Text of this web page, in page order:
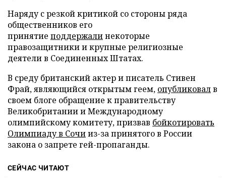
Наряду с резкой критикой со стороны ряда
общественников его
принятие поддержалинекоторые
правозащитники и крупные религиозные
деятели в Соединенных Штатах.
В среду британский актер и писатель Стивен
Фрай, являющийся открытым геем, опубликовалв
своем блоге обращение к правительству
Великобритании и Международному
олимпийскому комитету, призвав бойкотировать
Олимпиаду в Сочииз-за принятого в России
закона о запрете гей-пропаганды.
СЕЙЧАС ЧИТАЮТ